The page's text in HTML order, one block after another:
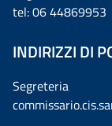
tel: 06 44869953
INDIRIZZI DI
Segreteria